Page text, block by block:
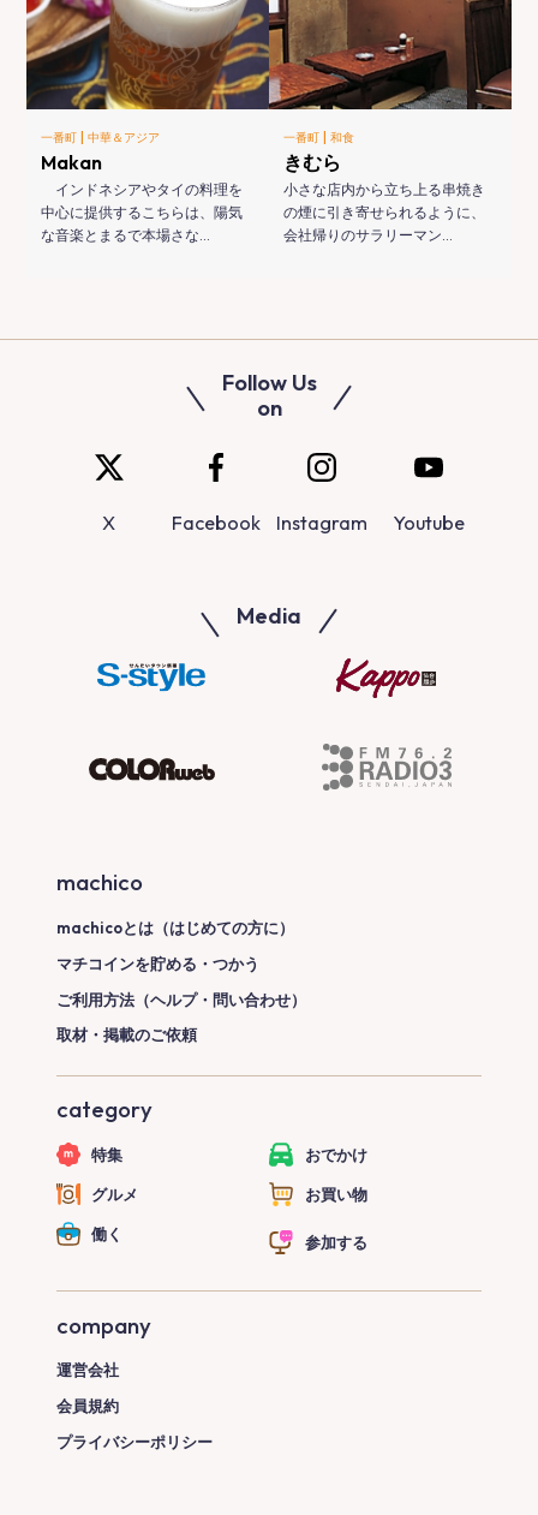
一番町 |中華＆アジア
Makan
インドネシアやタイの料理を
中心に提供するこちらは、陽気
な音楽とまるで本場さな…
一番町 | 和食
きむら
小さな店内から立ち上る串焼き
の煙に引き寄せられるように、
会社帰りのサラリーマン…
Follow Us
on
X Facebook Instagram Youtube
Media
machico
machicoとは（はじめての方に）
マチコインを貯める・つかう
ご利用方法（ヘルプ・問い合わせ）
取材・掲載のご依頼
category
特集 おでかけ
グルメ お買い物
働く 参加する
company
運営会社
会員規約
プライバシーポリシー